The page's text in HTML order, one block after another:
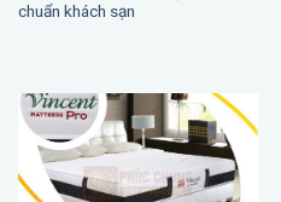
chuẩn khách sạn